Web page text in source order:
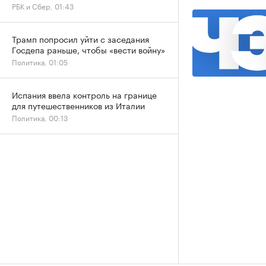
РБК и Сбер, 01:43
Трамп попросил уйти с заседания
Госдепа раньше, чтобы «вести войну»
Политика, 01:05
Испания ввела контроль на границе
для путешественников из Италии
Политика, 00:13